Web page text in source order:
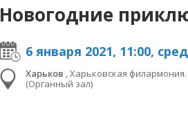
Новогодние
6 января 2021, 11:00,
Харьков Харьковская филармония.
(Органный зал)